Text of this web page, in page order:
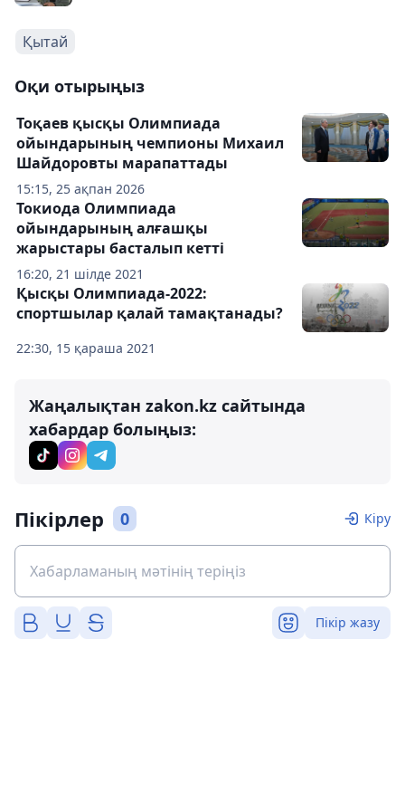
Қытай
Оқи отырыңыз
15:15, 25 ақпан 2026
Тоқаев қысқы Олимпиада
ойындарының чемпионы Михаил
Шайдоровты марапаттады
16:20, 21 шілде 2021
Токиода Олимпиада
ойындарының алғашқы
жарыстары басталып кетті
22:30, 15 қараша 2021
Қысқы Олимпиада-2022:
спортшылар қалай тамақтанады?
Жаңалықтан zakon.kz сайтында
хабардар болыңыз:
Пікірлер 0 Кіру
Пікір жазу